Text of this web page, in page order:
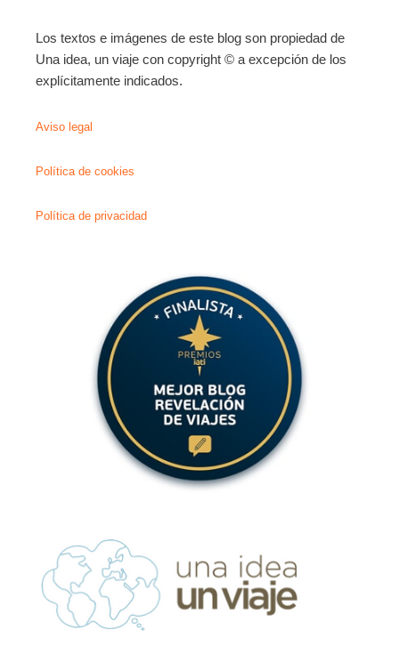
Los textos e imágenes de este blog son propiedad de
Una idea, un viaje con copyright © a excepción de los
explícitamente indicados.
Aviso legal
Política de cookies
Política de privacidad